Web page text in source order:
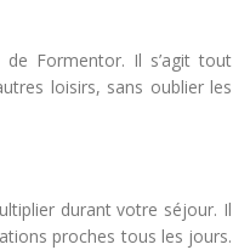
Formentor. Il s’agit tout
loisirs, sans oublier les
durant votre séjour. Il
proches tous les jours.